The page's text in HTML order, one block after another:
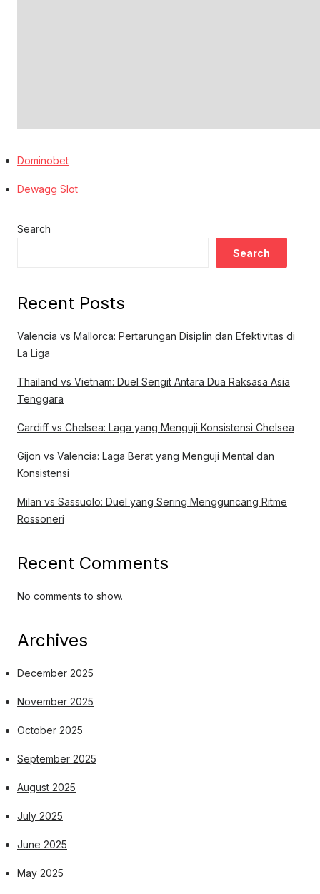
Dominobet
Dewagg Slot
Search
Search
Recent Posts
Valencia vs Mallorca: Pertarungan Disiplin dan Efektivitas di
La Liga
Thailand vs Vietnam: Duel Sengit Antara Dua Raksasa Asia
Tenggara
Cardiff vs Chelsea: Laga yang Menguji Konsistensi Chelsea
Gijon vs Valencia: Laga Berat yang Menguji Mental dan
Konsistensi
Milan vs Sassuolo: Duel yang Sering Mengguncang Ritme
Rossoneri
Recent Comments
No comments to show.
Archives
December 2025
November 2025
October 2025
September 2025
August 2025
July 2025
June 2025
May 2025